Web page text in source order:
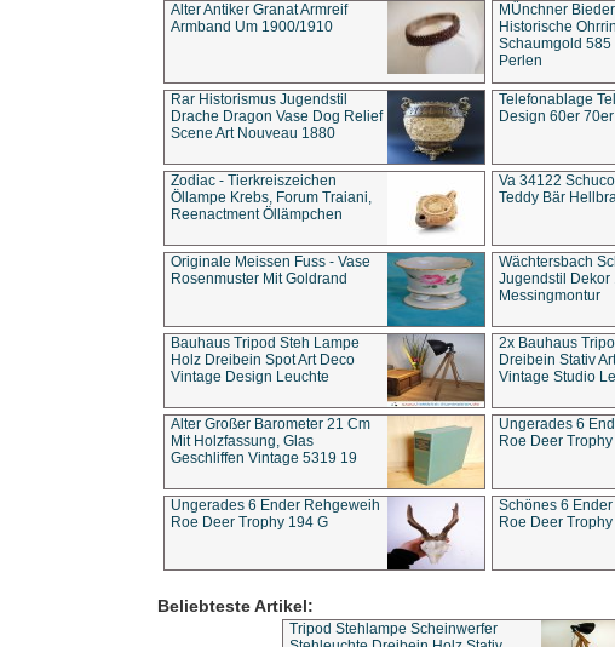
Alter Antiker Granat Armreif
Armband Um 1900/1910
MÜnchner
Historische
Schaumgold 585
Perlen
Rar Historismus Jugendstil
Drache Dragon Vase Dog Relief
Scene Art Nouveau 1880
Telefonablage
Design 60er
Zodiac - Tierkreiszeichen
Öllampe Krebs, Forum Traiani,
Reenactment Öllämpchen
Va 34122
Teddy Bär
Originale Meissen Fuss - Vase
Rosenmuster Mit Goldrand
Wächtersbach
Jugendstil Dekor
Messingmontur
Bauhaus Tripod Steh Lampe
Holz Dreibein Spot Art Deco
Vintage Design Leuchte
2x Bauhaus
Dreibein Stativ
Vintage Studio
Alter Großer Barometer 21 Cm
Mit Holzfassung, Glas
Geschliffen Vintage 5319 19
Ungerades 6
Roe Deer
Ungerades 6 Ender Rehgeweih
Roe Deer Trophy 194 G
Schönes 6
Roe Deer
Beliebteste Artikel:
Tripod Stehlampe Scheinwerfer